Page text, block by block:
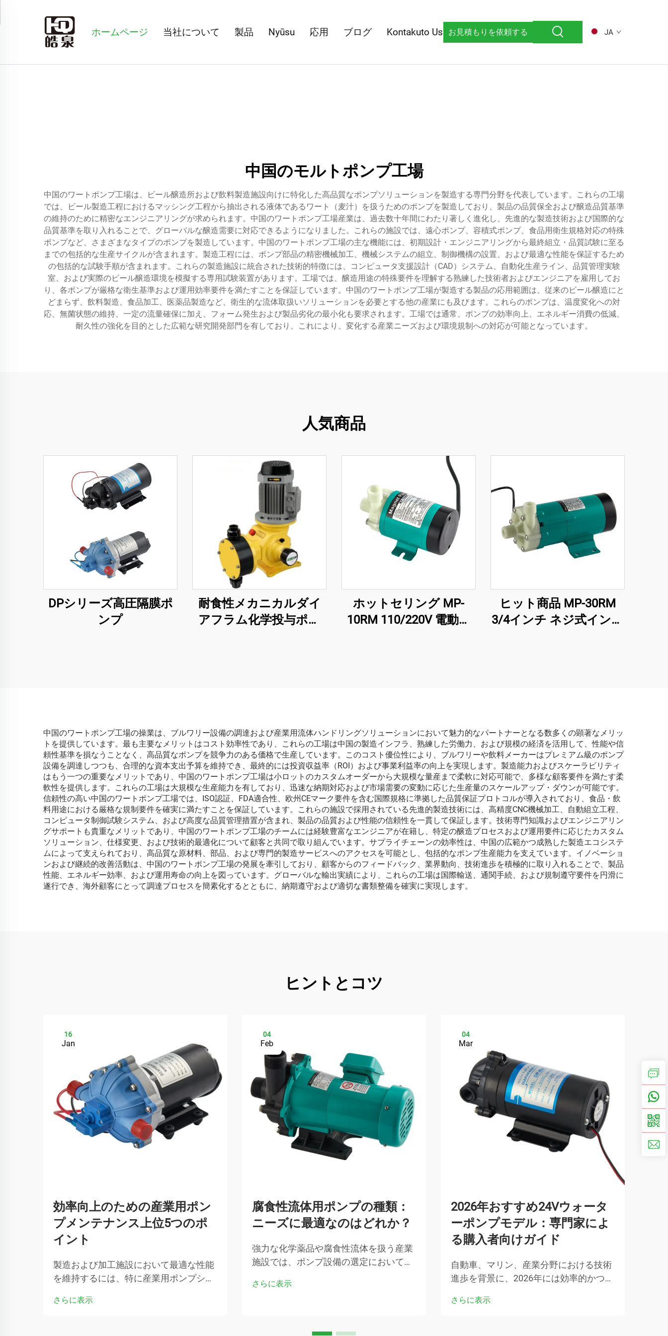
ホームページ 当社について 製品 Nyūsu 応用 ブログ Kontakuto Us お見積もりを依頼する JA
中国のモルトポンプ工場
中国のワートポンプ工場は、ビール醸造所および飲料製造施設向けに特化した高品質なポンプソリューションを製造する専門分野を代表しています。これらの工場
では、ビール製造工程におけるマッシング工程から抽出される液体であるワート（麦汁）を扱うためのポンプを製造しており、製品の品質保全および醸造品質基準
の維持のために精密なエンジニアリングが求められます。中国のワートポンプ工場産業は、過去数十年間にわたり著しく進化し、先進的な製造技術および国際的な
品質基準を取り入れることで、グローバルな醸造需要に対応できるようになりました。これらの施設では、遠心ポンプ、容積式ポンプ、食品用衛生規格対応の特殊
ポンプなど、さまざまなタイプのポンプを製造しています。中国のワートポンプ工場の主な機能には、初期設計・エンジニアリングから最終組立・品質試験に至る
までの包括的な生産サイクルが含まれます。製造工程には、ポンプ部品の精密機械加工、機械システムの組立、制御機構の設置、および最適な性能を保証するため
の包括的な試験手順が含まれます。これらの製造施設に統合された技術的特徴には、コンピュータ支援設計（CAD）システム、自動化生産ライン、品質管理実験
室、および実際のビール醸造環境を模擬する専用試験装置があります。工場では、醸造用途の特殊要件を理解する熟練した技術者およびエンジニアを雇用してお
り、各ポンプが厳格な衛生基準および運用効率要件を満たすことを保証しています。中国のワートポンプ工場が製造する製品の応用範囲は、従来のビール醸造にと
どまらず、飲料製造、食品加工、医薬品製造など、衛生的な流体取扱いソリューションを必要とする他の産業にも及びます。これらのポンプは、温度変化への対
応、無菌状態の維持、一定の流量確保に加え、フォーム発生および製品劣化の最小化も要求されます。工場では通常、ポンプの効率向上、エネルギー消費の低減、
耐久性の強化を目的とした広範な研究開発部門を有しており、これにより、変化する産業ニーズおよび環境規制への対応が可能となっています。
人気商品
DPシリーズ高圧隔膜ポ
ンプ
耐食性メカニカルダイ
アフラム化学投与ポン
ホットセリング MP-
10RM 110/220V 電動永
ヒット商品 MP-30RM
3/4インチ ネジ式インレ
中国のワートポンプ工場の操業は、ブルワリー設備の調達および産業用流体ハンドリングソリューションにおいて魅力的なパートナーとなる数多くの顕著なメリッ
トを提供しています。最も主要なメリットはコスト効率性であり、これらの工場は中国の製造インフラ、熟練した労働力、および規模の経済を活用して、性能や信
頼性基準を損なうことなく、高品質なポンプを競争力のある価格で生産しています。このコスト優位性により、ブルワリーや飲料メーカーはプレミアム級のポンプ
設備を調達しつつも、合理的な資本支出予算を維持でき、最終的には投資収益率（ROI）および事業利益率の向上を実現します。製造能力およびスケーラビリティ
はもう一つの重要なメリットであり、中国のワートポンプ工場は小ロットのカスタムオーダーから大規模な量産まで柔軟に対応可能で、多様な顧客要件を満たす柔
軟性を提供します。これらの工場は大規模な生産能力を有しており、迅速な納期対応および市場需要の変動に応じた生産量のスケールアップ・ダウンが可能です。
信頼性の高い中国のワートポンプ工場では、ISO認証、FDA適合性、欧州CEマーク要件を含む国際規格に準拠した品質保証プロトコルが導入されており、食品・飲
料用途における厳格な規制要件を確実に満たすことを保証しています。これらの施設で採用されている先進的製造技術には、高精度CNC機械加工、自動組立工程、
コンピュータ制御試験システム、および高度な品質管理措置が含まれ、製品の品質および性能の信頼性を一貫して保証します。技術専門知識およびエンジニアリン
グサポートも貴重なメリットであり、中国のワートポンプ工場のチームには経験豊富なエンジニアが在籍し、特定の醸造プロセスおよび運用要件に応じたカスタム
ソリューション、仕様変更、および技術的最適化について顧客と共同で取り組んでいます。サプライチェーンの効率性は、中国の広範かつ成熟した製造エコシステ
ムによって支えられており、高品質な原材料、部品、および専門的製造サービスへのアクセスを可能とし、包括的なポンプ生産能力を支えています。イノベーショ
ンおよび継続的改善活動は、中国のワートポンプ工場の発展を牽引しており、顧客からのフィードバック、業界動向、技術進歩を積極的に取り入れることで、製品
性能、エネルギー効率、および運用寿命の向上を図っています。グローバルな輸出実績により、これらの工場は国際輸送、通関手続、および規制遵守要件を円滑に
遂行でき、海外顧客にとって調達プロセスを簡素化するとともに、納期遵守および適切な書類整備を確実に実現します。
ヒントとコツ
16
Jan
効率向上のための産業用ポン
プメンテナンス上位5つのポ
イント
製造および加工施設において最適な性能
を維持するには、特に産業用ポンプシス
認するために、重要な設備に注意深く対
さらに表示
04
Feb
腐食性流体用ポンプの種類：
ニーズに最適なのはどれか？
強力な化学薬品や腐食性流体を扱う産業
施設では、ポンプ設備の選定において極
な選択は、重大な故障、高額なダウンタ
さらに表示
04
Mar
2026年おすすめ24Vウォータ
ーポンプモデル：専門家によ
る購入者向けガイド
自動車、マリン、産業分野における技術
進歩を背景に、2026年には効率的かつ信
ムに対する需要が劇的に増加しました。
さらに表示